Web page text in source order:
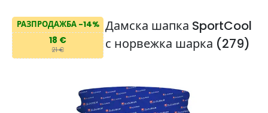
РАЗПРОДАЖБА -14%
18 €
21 €
Дамска шапка SportCool
с норвежка шарка (279)